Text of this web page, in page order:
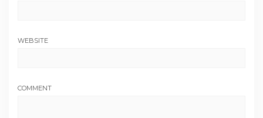
WEBSITE
COMMENT